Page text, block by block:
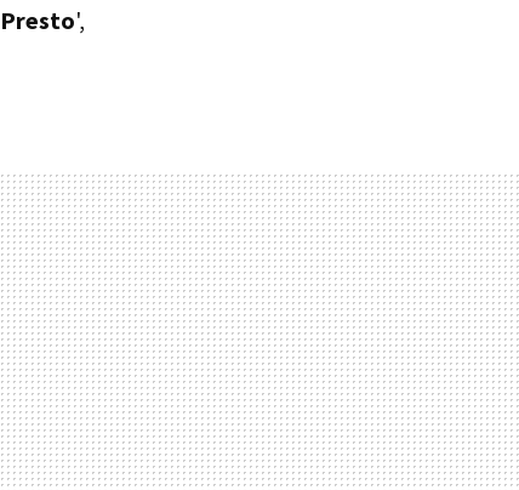
Presto',